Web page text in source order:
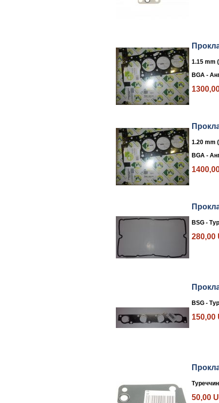
1.15 mm
BGA -
1.20 mm
BGA -
BSG -
280,00
BSG -
150,00
50,00